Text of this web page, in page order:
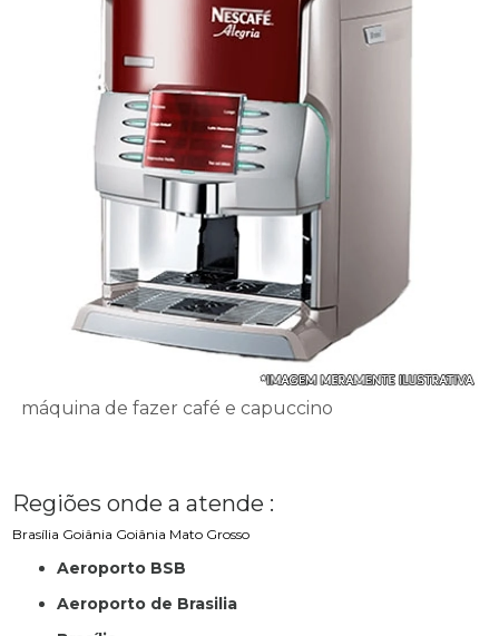
máquina de fazer café e capuccino
Regiões onde a atende :
Brasília Goiânia Goiânia Mato Grosso
Aeroporto BSB
Aeroporto de Brasilia